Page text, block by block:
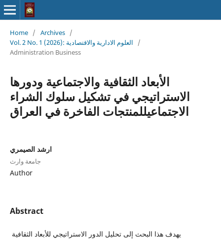
Home / Archives /
Vol. 2 No. 1 (2026): العلوم الادارية والاقتصادية
/
Administration Business
الأبعاد الثقافية والاجتماعية ودورها
الاستراتيجي في تشكيل سلوك الشراء
الاجتماعيللمنتجات الفاخرة في العراق
ارشد الصيمري
جامعة وارث
Author
Abstract
يهدف هذا البحث إلى تحليل الدور الاستراتيجي للأبعاد الثقافية